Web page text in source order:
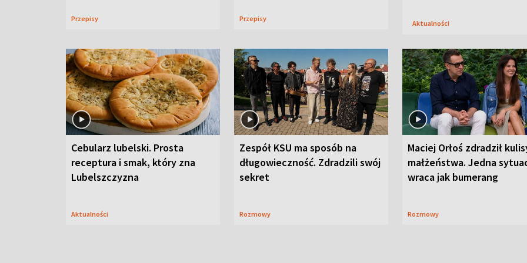
Przepisy Przepisy
Aktualności
Cebularz lubelski. Prosta
receptura i smak, który zna
Lubelszczyzna
Aktualności
Zespół KSU ma sposób na
długowieczność. Zdradzili swój
sekret
Rozmowy
Maciej Orłoś zdradził
małżeństwa. Jedna
wraca jak bumerang
Rozmowy